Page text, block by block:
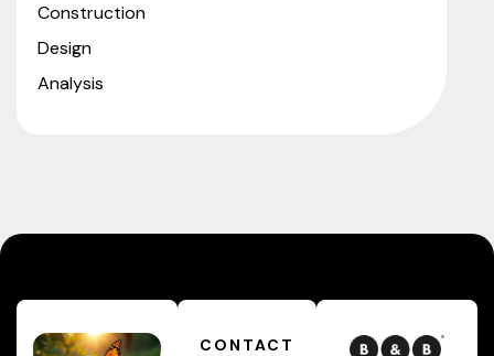
Construction
Design
Analysis
CONTACT